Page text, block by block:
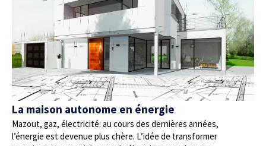
La maison autonome en énergie
Mazout, gaz, électricité: au cours des dernières années,
l’énergie est devenue plus chère. L’idée de transformer